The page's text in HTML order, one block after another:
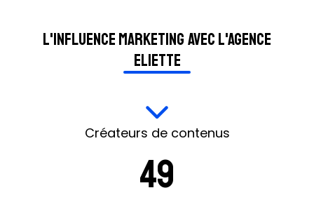
L'influence marketing avec l'agence
Eliette
Créateurs de contenus
49